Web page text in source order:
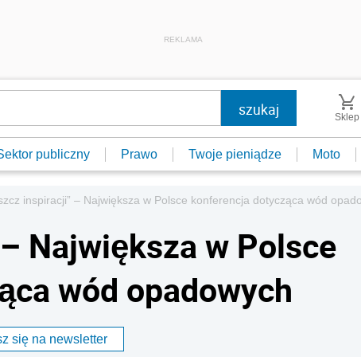
REKLAMA
Sklep
publiczny Prawo Twoje pieniądze Moto
inspiracji” – Największa w Polsce konferencja dotycząca wód
Największa w Polsce
wód opadowych
się na newsletter